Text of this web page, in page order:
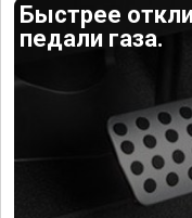
Быстрее
педали газа.